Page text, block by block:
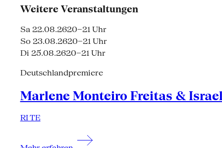
Weitere Veranstaltungen
Sa 22.08.2620–21 Uhr
So 23.08.2620–21 Uhr
Di 25.08.2620–21 Uhr
Deutschlandpremiere
Marlene Monteiro Freitas &
RI TE